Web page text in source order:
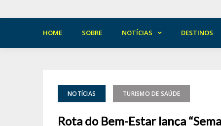
HOME SOBRE NOTÍCIAS DESTINOS
NOTÍCIAS TURISMO DE SAÚDE
Rota do Bem-Estar lança